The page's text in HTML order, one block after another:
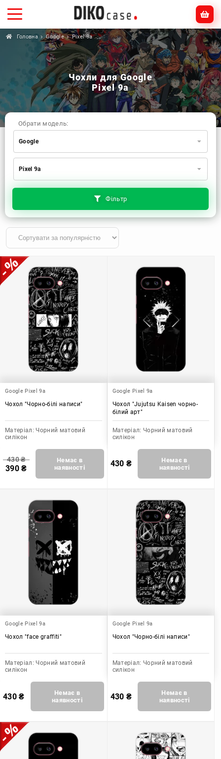
Головна Google Pixel 9a
Чохли для Google
Pixel 9a
Фільтр
Обрати модель:
Google
Xiaomi
Apple
Huawei
Realme
TECNO
ZTE
OnePlus
Motorola
Pixel 9a
Google Pixel 9a
Чохол "Чорно-білі написи"
Матеріал: Чорний матовий
силікон
430₴
390₴
Немає в
наявності
Google Pixel 9a
Чохол "Jujutsu Kaisen чорно-
білий арт"
Матеріал: Чорний матовий
силікон
430 ₴
Немає в
наявності
Google Pixel 9a
Чохол "face graffiti"
Матеріал: Чорний матовий
силікон
430₴
Немає в
наявності
Google Pixel 9a
Чохол "Чорно-білі написи"
Матеріал: Чорний матовий
силікон
430 ₴
Немає в
наявності